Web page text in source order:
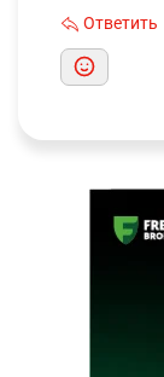
Ответить